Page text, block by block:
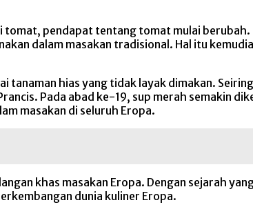
pendapat tentang tomat mulai
dalam masakan tradisional. Hal itu
tanaman hias yang tidak layak dimakan.
Pada abad ke-19, sup merah semakin
masakan di seluruh Eropa.
khas masakan Eropa. Dengan sejarah
dunia kuliner Eropa.